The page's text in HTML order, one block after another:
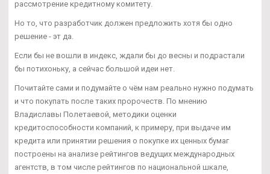
рассмотрение кредитному комитету.
Но то, что разработчик должен предложить хотя бы одно
решение - эт да.
Если бы не вошли в индекс, ждали бы до весны и подрастали
бы потихоньку, а сейчас большой идеи нет.
Почитайте сами и подумайте о чём нам реально нужно подумать
и что покупать после таких пророчеств. По мнению
Владиславы Полетаевой, методики оценки
кредитоспособности компаний, к примеру, при выдаче им
кредита или принятии решения о покупке их ценных бумаг
построены на анализе рейтингов ведущих международных
агентств, в том числе рейтингов по национальной шкале,